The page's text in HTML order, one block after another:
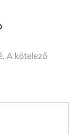
A kötelező